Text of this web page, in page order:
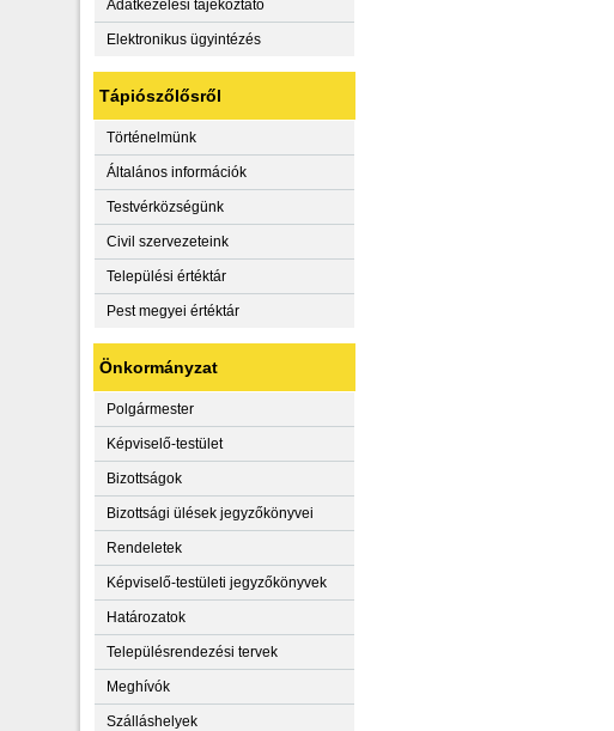
Adatkezelési tájékoztató
Elektronikus ügyintézés
Tápiószőlősről
Történelmünk
Általános információk
Testvérközségünk
Civil szervezeteink
Települési értéktár
Pest megyei értéktár
Önkormányzat
Polgármester
Képviselő-testület
Bizottságok
Bizottsági ülések jegyzőkönyvei
Rendeletek
Képviselő-testületi jegyzőkönyvek
Határozatok
Településrendezési tervek
Meghívók
Szálláshelyek